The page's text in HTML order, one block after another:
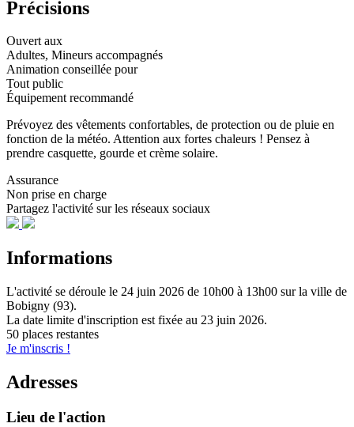
Précisions
Ouvert aux
Adultes, Mineurs accompagnés
Animation conseillée pour
Tout public
Équipement recommandé
Prévoyez des vêtements confortables, de protection ou de pluie en
fonction de la météo. Attention aux fortes chaleurs ! Pensez à
prendre casquette, gourde et crème solaire.
Assurance
Non prise en charge
Partagez l'activité sur les réseaux sociaux
Informations
L'activité se déroule le 24 juin 2026 de 10h00 à 13h00 sur la ville de
Bobigny (93).
La date limite d'inscription est fixée au 23 juin 2026.
50 places restantes
Je m'inscris !
Adresses
Lieu de l'action